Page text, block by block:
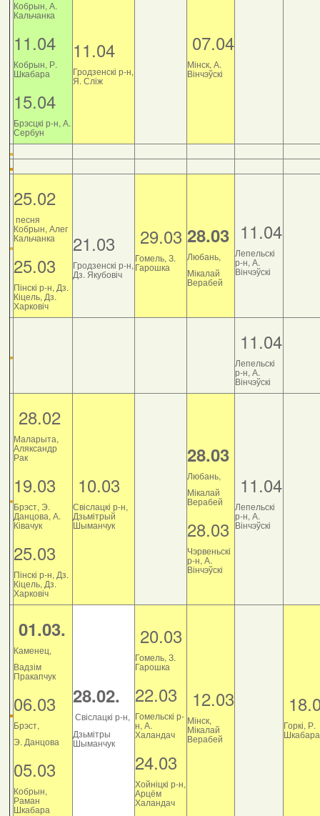
Кобрын, А.
Кальчанка
11.04
Кобрын, Р.
Шкабара
15.04
Брэсцкі р-н, А.
Сербун
11.04
Гродзенскі р-н,
Я. Сліж
07.04
Мінск, А.
Вінчэўскі
25.02
песня
Кобрын, Алег
Кальчанка
25.03
Пінскі р-н, Дз.
Кіцель, Дз.
Харковіч
21.03
Гродзенскі р-н,
Дз. Якубовіч
29.03
Гомель, З.
Гарошка
28.03
Любань,
Мікалай
Верабей
11.04
Лепельскі
р-н, А.
Вінчэўскі
11.04
Лепельскі
р-н, А.
Вінчэўскі
28.02
Маларыта,
Аляксандр
Рак
19.03
Брэст, Э.
Данцова, А.
Ківачук
25.03
Пінскі р-н, Дз.
Кіцель, Дз.
Харковіч
10.03
Свіслацкі р-н,
Дзьмітрый
Шыманчук
28.03
Любань,
Мікалай
Верабей
28.03
Чэрвеньскі
р-н, А.
Вінчэўскі
11.04
Лепельскі
р-н, А.
Вінчэўскі
01.03.
Каменец,
Вадзім
Пракапчук
06.03
Брэст,
Э. Данцова
05.03
Кобрын,
Раман
Шкабара
28.02.
Свіслацкі р-н,
Дзьмітры
Шыманчук
20.03
Гомель, З.
Гарошка
22.03
Гомельскі р-
н, А.
Халандач
24.03
Хойніцкі р-н,
Арцём
Халандач
12.03
Мінск,
Мікалай
Верабей
Горкі, Р.
Шкабара